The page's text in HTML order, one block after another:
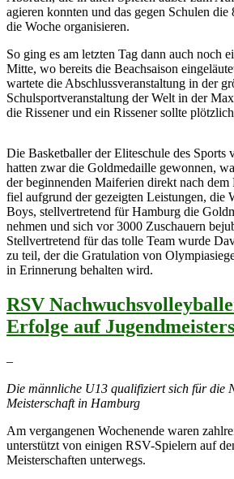
agieren konnten und das gegen Schulen
die Woche organisieren.
So ging es am letzten Tag dann auch noch
Mitte, wo bereits die Beachsaison
wartete die Abschlussveranstaltung in der
Schulsportveranstaltung der Welt in der
die Rissener und ein Rissener sollte
Die Basketballer der Eliteschule des Sports
hatten zwar die Goldmedaille gewonnen,
der beginnenden Maiferien direkt nach dem
fiel aufgrund der gezeigten Leistungen, die
Boys, stellvertretend für Hamburg die
nehmen und sich vor 3000 Zuschauern
Stellvertretend für das tolle Team wurde
zu teil, der die Gratulation von
in Erinnerung behalten wird.
RSV
Erfolge auf
–
Die männliche U13 qualifiziert sich für die
Meisterschaft in Hamburg
Am vergangenen Wochenende waren
unterstützt von einigen RSV-Spielern auf
Meisterschaften unterwegs.